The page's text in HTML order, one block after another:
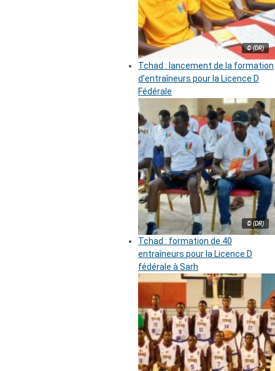
© (DR)
Tchad : lancement de la formation
d’entraîneurs pour la Licence D
Fédérale
© (DR)
Tchad : formation de 40
entraîneurs pour la Licence D
fédérale à Sarh